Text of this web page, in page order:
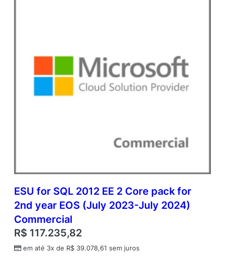
ESU for SQL 2012 EE 2 Core pack for
2nd year EOS (July 2023-July 2024)
Commercial
R$ 117.235,82
em até 3x de R$ 39.078,61 sem juros